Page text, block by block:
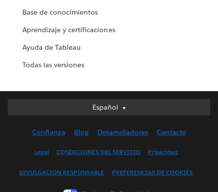
Base de conocimientos
Aprendizaje y certificaciones
Ayuda de Tableau
Todas las versiones
Español
Español
English (UK)
Français (France)
Confianza Blog Desarrolladores Contacto
Legal CONDICIONES DEL SERVICIO Privacidad
DIVULGACIÓN RESPONSABLE PREFERENCIAS DE COOKIES